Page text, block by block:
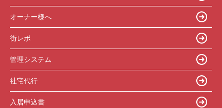
オーナー様へ
街レポ
管理システム
社宅代行
入居申込書